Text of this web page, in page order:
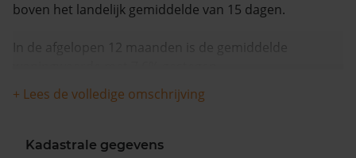
boven het landelijk gemiddelde van 15 dagen.
In de afgelopen 12 maanden is de gemiddelde
+ Lees de volledige omschrijving
Kadastrale gegevens